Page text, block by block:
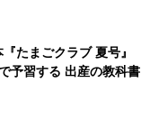
たまごクラブ 夏号』
予習する 出産の教科書